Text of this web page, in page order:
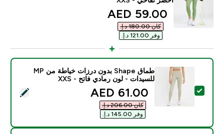
discounted price
59.00 AED‎
كان ‏180.00 د.إ.‏‎
وفر ‏121.00 د.إ.‏‎
تحديد هذا المنتج - طماق Shape بدون درزات خياطة من MP للسيدات - لون رمادي فاتح - XXS
طماق Shape بدون درزات خياطة من MP
للسيدات - لون رمادي فاتح - XXS
discounted price
61.00 AED‎
كان ‏206.00 د.إ.‏‎
وفر ‏145.00 د.إ.‏‎